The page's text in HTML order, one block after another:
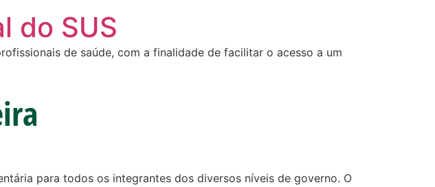
do SUS
de saúde, com a finalidade de facilitar o acesso a um
para todos os integrantes dos diversos níveis de governo. O